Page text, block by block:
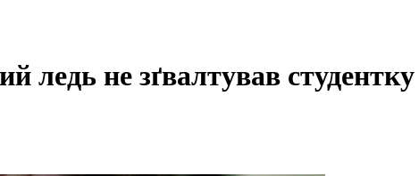
ледь не зґвалтував студентку